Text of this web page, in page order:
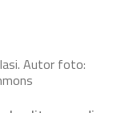
Autor foto: